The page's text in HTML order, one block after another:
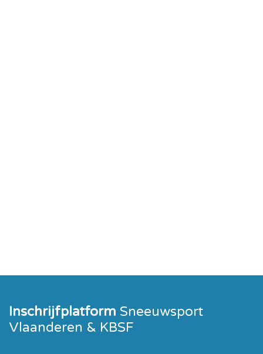
Inschrijfplatform Sneeuwsport
Vlaanderen & KBSF